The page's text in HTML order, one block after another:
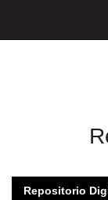
Repositorio